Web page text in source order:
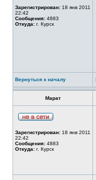
Зарегистрирован: 18 янв 2011
22:42
Сообщения: 4883
Откуда: г. Курск
Вернуться к началу
Марат
Зарегистрирован: 18 янв 2011
22:42
Сообщения: 4883
Откуда: г. Курск